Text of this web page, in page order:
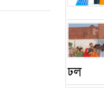
ঢল